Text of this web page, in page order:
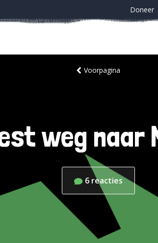
Doneer
Voorpagina
weg naar
6 reacties